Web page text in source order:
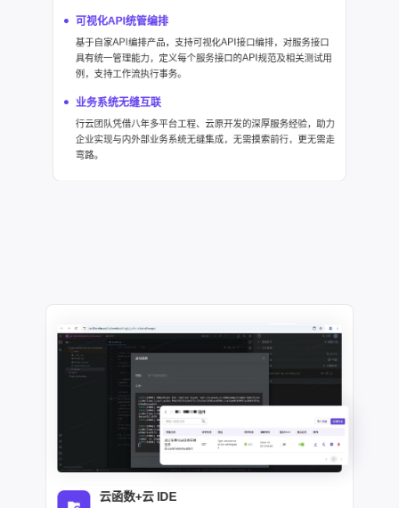
可视化API统管编排
基于自家API编排产品，支持可视化API接口编排，对服务接口
具有统一管理能力，定义每个服务接口的API规范及相关测试用
例，支持工作流执行事务。
业务系统无缝互联
行云团队凭借八年多平台工程、云原开发的深厚服务经验，助力
企业实现与内外部业务系统无缝集成，无需摸索前行，更无需走
弯路。
云函数+云 IDE